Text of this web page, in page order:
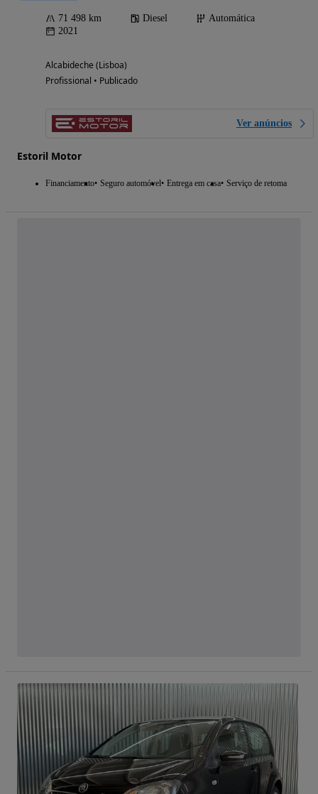
71 498 km Diesel
Automática
2021
Alcabideche (Lisboa)
Profissional • Publicado
Ver anúncios
Estoril Motor
Financiamento Seguro automóvel Entrega em casa Serviço de retoma